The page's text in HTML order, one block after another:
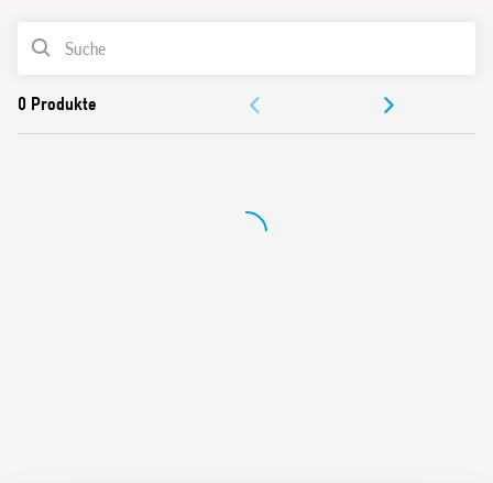
AI: Einschaltverzögerung
SW: Symmetrischer Blinker (Startimpuls EIN)
ON
GI: Puls verzögert
PRODUKTLISTE
ZULASSUNGEN